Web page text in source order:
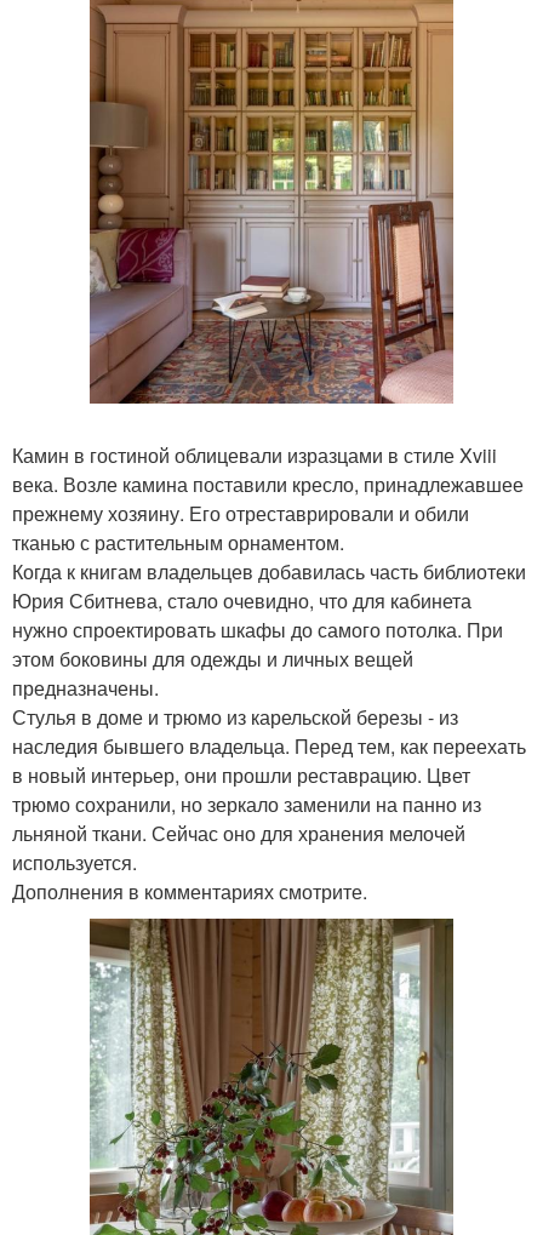
Камин в гостиной облицевали изразцами в стиле Xviii
века. Возле камина поставили кресло, принадлежавшее
прежнему хозяину. Его отреставрировали и обили
тканью с растительным орнаментом.
Когда к книгам владельцев добавилась часть библиотеки
Юрия Сбитнева, стало очевидно, что для кабинета
нужно спроектировать шкафы до самого потолка. При
этом боковины для одежды и личных вещей
предназначены.
Стулья в доме и трюмо из карельской березы - из
наследия бывшего владельца. Перед тем, как переехать
в новый интерьер, они прошли реставрацию. Цвет
трюмо сохранили, но зеркало заменили на панно из
льняной ткани. Сейчас оно для хранения мелочей
используется.
Дополнения в комментариях смотрите.